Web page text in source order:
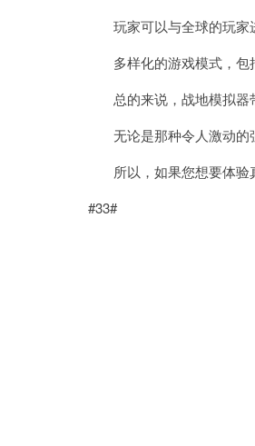
玩家可以与全球的玩家
多样化的游戏模式，包
总的来说，战地模拟器
无论是那种令人激动的
所以，如果您想要体验
#33#